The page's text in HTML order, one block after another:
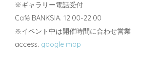
※ギャラリー電話受付
Café BANKSIA. 12:00-22:00
※イベント中は開催時間に合わせ営業
access. google map